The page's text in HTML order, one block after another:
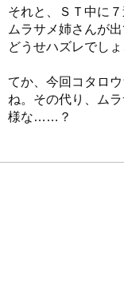
それと、ＳＴ中に
ムラサメ姉さんが
どうせハズレでし
てか、今回コタロ
ね。その代り、ム
様な……？